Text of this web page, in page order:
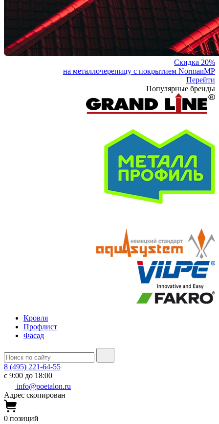
Скидка 20%
на металлочерепицу с покрытием NormanMP
Перейти
Популярные бренды
Кровля
Профлист
Фасад
8 (495) 221-64-55
с 9:00 до 18:00
info@poetalon.ru
Адрес скопирован
0 позиций